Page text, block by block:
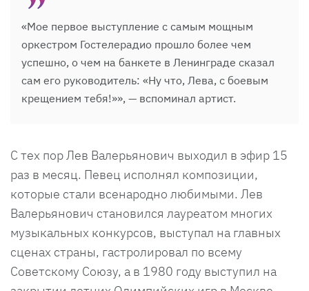
«Мое первое выступление с самым мощным
оркестром Гостелерадио прошло более чем
успешно, о чем на банкете в Ленинграде сказал
сам его руководитель: «Ну что, Лева, с боевым
крещением тебя!»», — вспоминал артист.
С тех пор Лев Валерьянович выходил в эфир 15
раз в месяц. Певец исполнял композиции,
которые стали всенародно любимыми. Лев
Валерьянович становился лауреатом многих
музыкальных конкурсов, выступал на главных
сценах страны, гастролировал по всему
Советскому Союзу, а в 1980 году выступил на